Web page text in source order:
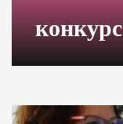
конкурс